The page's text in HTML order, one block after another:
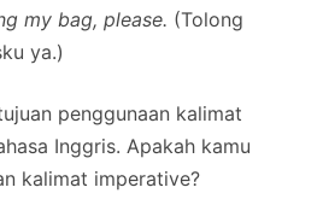
my bag, please. (Tolong
ya.)
penggunaan kalimat
Inggris. Apakah kamu
kalimat imperative?